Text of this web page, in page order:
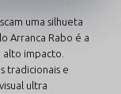
uma silhueta
Arranca Rabo é a
alto impacto.
tradicionais e
ultra